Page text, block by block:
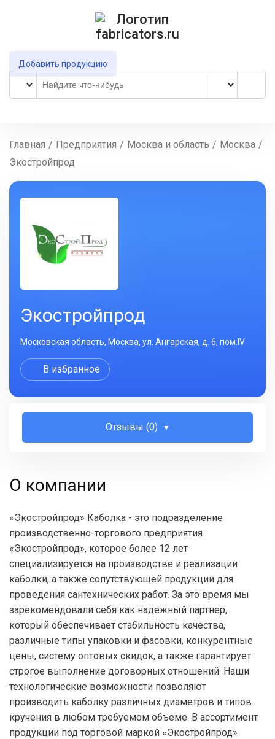
Добавить продукцию
Главная / Предприятия / Москва и область / Москва /
Экостройпрод
Экостройпрод
Московская область, Москва, ул. Ангарская, д. 6, пом.IV
В избранное
Отзывы (0)
О компании
«Экостройпрод» Каболка - это подразделение
производственно-торгового предприятия
«Экостройпрод», которое более 12 лет
специализируется на производстве и реализации
каболки, а также сопутствующей продукции для
проведения сантехнических работ. За это время мы
зарекомендовали себя как надежный партнер,
который обеспечивает стабильность качества,
различные типы упаковки и фасовки, конкурентные
цены, систему оптовых скидок, а также гарантирует
строгое выполнение договорных отношений. Наши
технологические возможности позволяют
производить каболку различных диаметров и типов
кручения в любом требуемом объеме. В ассортимент
продукции под торговой маркой «Экостройпрод»